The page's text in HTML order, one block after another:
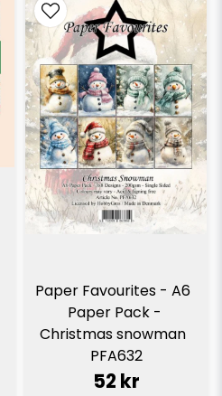
Paper Favourites - A6
Paper Pack -
Christmas snowman
PFA632
52 kr